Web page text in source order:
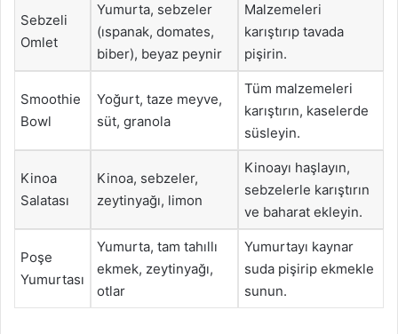
Sebzeli
Omlet
Yumurta, sebzeler
(ıspanak, domates,
biber), beyaz peynir
Malzemeleri
karıştırıp tavada
pişirin.
Smoothie
Bowl
Yoğurt, taze meyve,
süt, granola
Tüm malzemeleri
karıştırın, kaselerde
süsleyin.
Kinoa
Salatası
Kinoa, sebzeler,
zeytinyağı, limon
Kinoayı haşlayın,
sebzelerle karıştırın
ve baharat ekleyin.
Poşe
Yumurtası
Yumurta, tam tahıllı
ekmek, zeytinyağı,
otlar
Yumurtayı kaynar
suda pişirip ekmekle
sunun.